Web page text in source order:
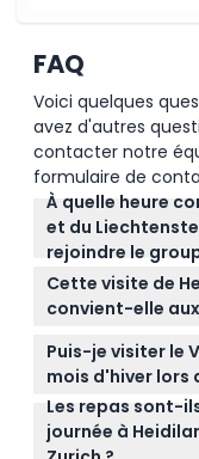
FAQ
Voici quelques
avez d'autres
contacter notre
formulaire de
À quelle heure
et du
rejoindre le
La visite
devez vous
se trouve à
principale de
Limmatstrasse 4,
GPS.
Cette visite de
convient-elle
Oui, les enfants
participer
payant. Toute
le tarif adulte.
Puis-je visiter le
mois d'hiver lors
Le Village d'Heidi
pendant cette
Les repas sont-
journée à